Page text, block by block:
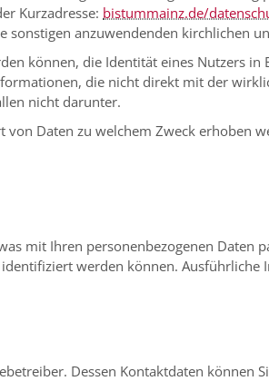
Kurzadresse: bistummainz.de/
sonstigen anzuwendenden kirchlichen
können, die Identität eines Nutzers
die nicht direkt mit der
nicht darunter.
Daten zu welchem Zweck erhoben
mit Ihren personenbezogenen Daten
werden können.
Dessen Kontaktdaten können